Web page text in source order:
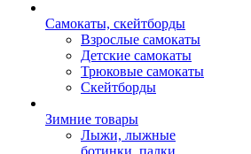
Самокаты, скейтборды
Взрослые самокаты
Детские самокаты
Трюковые самокаты
Скейтборды
Зимние товары
Лыжи, лыжные
ботинки, палки